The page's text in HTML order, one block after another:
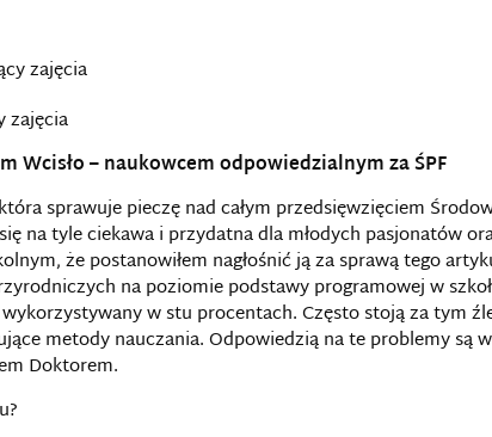
zajęcia
Wcisło – naukowcem odpowiedzialnym za ŚPF
sprawuje pieczę nad całym przedsięwzięciem
na tyle ciekawa i przydatna dla młodych pasjonatów
że postanowiłem nagłośnić ją za sprawą tego
na poziomie podstawy programowej w
w stu procentach. Często stoją za tym
metody nauczania. Odpowiedzią na te problemy są
Doktorem.